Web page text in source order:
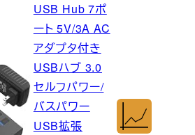
USB Hub 7ポ
ート 5V/3A AC
アダプタ付き
USBハブ 3.0
セルフパワー/
バスパワー
USB拡張